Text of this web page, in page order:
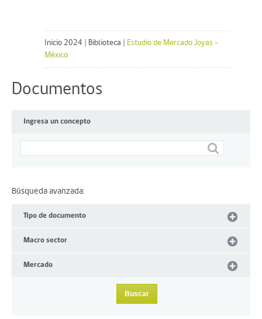
Inicio 2024 Biblioteca
Estudio de Mercado Joyas -
México
Documentos
Ingresa un concepto
Búsqueda avanzada:
Tipo de documento
Macro sector
Mercado